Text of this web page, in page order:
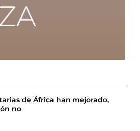
de África han mejorado,
no